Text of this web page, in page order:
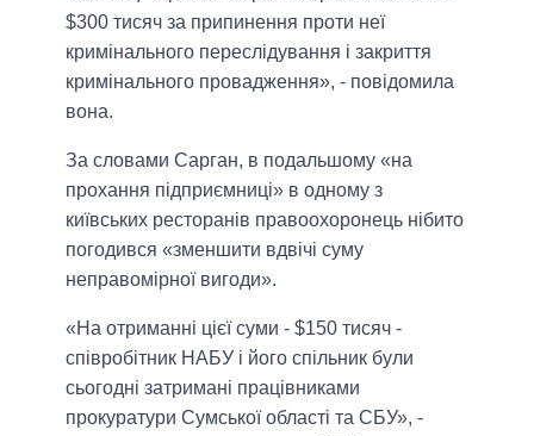
$300 тисяч за припинення проти неї
кримінального переслідування і закриття
кримінального провадження», - повідомила
вона.
За словами Сарган, в подальшому «на
прохання підприємниці» в одному з
київських ресторанів правоохоронець нібито
погодився «зменшити вдвічі суму
неправомірної вигоди».
«На отриманні цієї суми - $150 тисяч -
співробітник НАБУ і його спільник були
сьогодні затримані працівниками
прокуратури Сумської області та СБУ», -